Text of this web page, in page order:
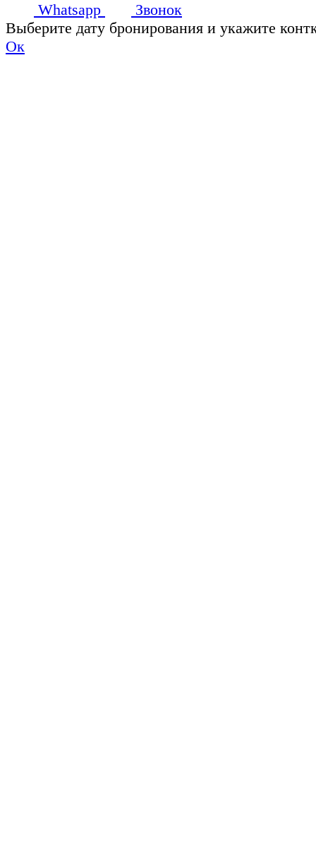
Whatsapp
Звонок
Выберите дату бронирования и укажите
Ок